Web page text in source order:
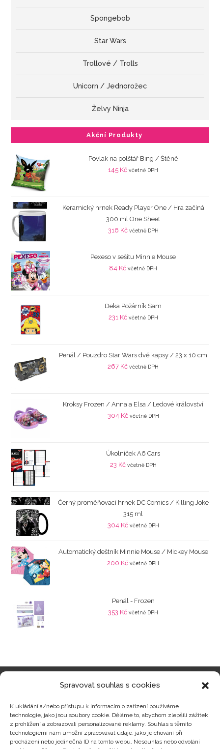
Spravovat souhlas s cookies
K ukládání a/nebo přístupu k informacím o zařízení používáme
technologie, jako jsou soubory cookie. Děláme to, abychom zlepšili zážitek
z prohlížení a zobrazovali personalizované reklamy. Souhlas s těmito
technologiemi nám umožní zpracovávat údaje, jako je chování při
procházení nebo jedinečná ID na tomto webu. Nesouhlas nebo odvolání
Spongebob
Star Wars
Trollové / Trolls
Unicorn / Jednorožec
Želvy Ninja
Akční Produkty
Povlak na polštář Bing / Štěně
145 Kč včetně DPH
Keramický hrnek Ready Player One / Hra začíná
300 ml One Sheet
316 Kč včetně DPH
Pexeso v sešitu Minnie Mouse
84 Kč včetně DPH
Deka Požárník Sam
231 Kč včetně DPH
Penál / Pouzdro Star Wars dvě kapsy / 23 x 10 cm
267 Kč včetně DPH
Kroksy Frozen / Anna a Elsa / Ledové království
304 Kč včetně DPH
Úkolníček A6 Cars
23 Kč včetně DPH
Černý proměňovací hrnek DC Comics / Killing Joke
315 ml
304 Kč včetně DPH
Automatický deštník Minnie Mouse / Mickey Mouse
200 Kč včetně DPH
Penál - Frozen
353 Kč včetně DPH
Zajímavosti